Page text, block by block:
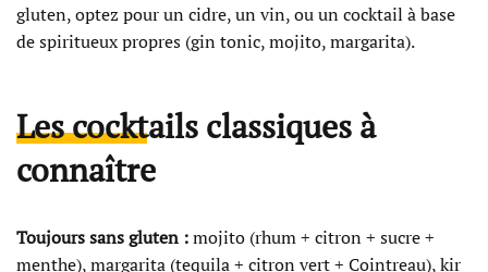
gluten, optez pour un cidre, un vin, ou un cocktail à base
de spiritueux propres (gin tonic, mojito, margarita).
Les cocktails classiques à
connaître
Toujours sans gluten :mojito (rhum + citron + sucre +
menthe), margarita (tequila + citron vert + Cointreau), kir